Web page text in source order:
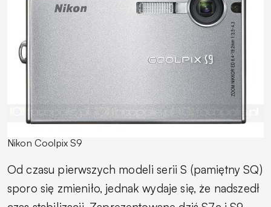
Nikon Coolpix S9
Od czasu pierwszych modeli serii S (pamiętny SQ)
sporo się zmieniło, jednak wydaje się, że nadszedł